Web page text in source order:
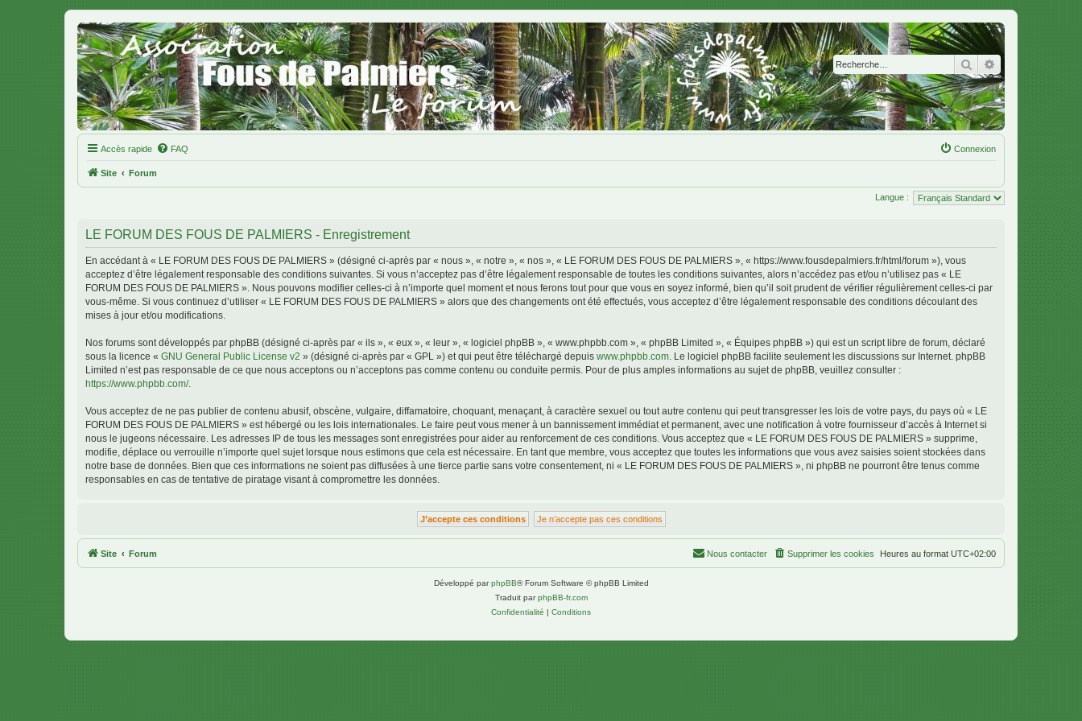
Rechercher
Accès rapide FAQ Connexion
Site Forum
Langue :
LE FORUM DES FOUS DE PALMIERS - Enregistrement
En accédant à « LE FORUM DES FOUS DE PALMIERS » (désigné ci-après par « nous », « notre », « nos », « LE FORUM DES FOUS DE PALMIERS », « https://www.fousdepalmiers.fr/html/forum »), vous
acceptez d’être légalement responsable des conditions suivantes. Si vous n’acceptez pas d’être légalement responsable de toutes les conditions suivantes, alors n’accédez pas et/ou n’utilisez pas « LE
FORUM DES FOUS DE PALMIERS ». Nous pouvons modifier celles-ci à n’importe quel moment et nous ferons tout pour que vous en soyez informé, bien qu’il soit prudent de vérifier régulièrement celles-ci par
vous-même. Si vous continuez d’utiliser « LE FORUM DES FOUS DE PALMIERS » alors que des changements ont été effectués, vous acceptez d’être légalement responsable des conditions découlant des
mises à jour et/ou modifications.
Nos forums sont développés par phpBB (désigné ci-après par « ils », « eux », « leur », « logiciel phpBB », « www.phpbb.com », « phpBB Limited », « Équipes phpBB ») qui est un script libre de forum, déclaré
sous la licence « GNU General Public License v2 » (désigné ci-après par « GPL ») et qui peut être téléchargé depuis www.phpbb.com . Le logiciel phpBB facilite seulement les discussions sur Internet. phpBB
Limited n’est pas responsable de ce que nous acceptons ou n’acceptons pas comme contenu ou conduite permis. Pour de plus amples informations au sujet de phpBB, veuillez consulter :
https://www.phpbb.com/.
Vous acceptez de ne pas publier de contenu abusif, obscène, vulgaire, diffamatoire, choquant, menaçant, à caractère sexuel ou tout autre contenu qui peut transgresser les lois de votre pays, du pays où « LE
FORUM DES FOUS DE PALMIERS » est hébergé ou les lois internationales. Le faire peut vous mener à un bannissement immédiat et permanent, avec une notification à votre fournisseur d’accès à Internet si
nous le jugeons nécessaire. Les adresses IP de tous les messages sont enregistrées pour aider au renforcement de ces conditions. Vous acceptez que « LE FORUM DES FOUS DE PALMIERS » supprime,
modifie, déplace ou verrouille n’importe quel sujet lorsque nous estimons que cela est nécessaire. En tant que membre, vous acceptez que toutes les informations que vous avez saisies soient stockées dans
notre base de données. Bien que ces informations ne soient pas diffusées à une tierce partie sans votre consentement, ni « LE FORUM DES FOUS DE PALMIERS », ni phpBB ne pourront être tenus comme
responsables en cas de tentative de piratage visant à compromettre les données.
Site Forum Heures au format UTC+02:00
Supprimer les cookies
Nous contacter
Développé parphpBB® Forum Software © phpBB Limited
Traduit parphpBB-fr.com
Confidentialité | Conditions